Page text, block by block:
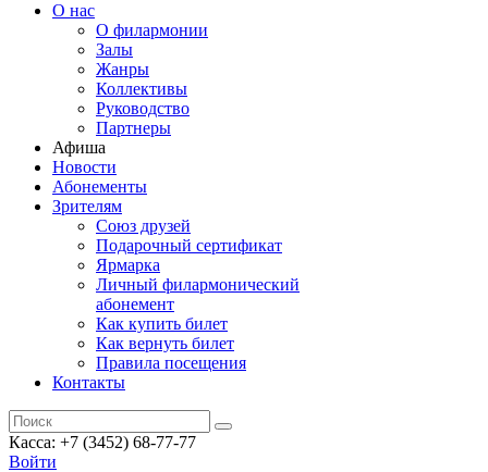
О нас
О филармонии
Залы
Жанры
Коллективы
Руководство
Партнеры
Афиша
Новости
Абонементы
Зрителям
Союз друзей
Подарочный сертификат
Ярмарка
Личный филармонический
абонемент
Как купить билет
Как вернуть билет
Правила посещения
Контакты
Касса: +7 (3452) 68-77-77
Войти